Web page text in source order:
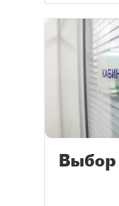
Выбор